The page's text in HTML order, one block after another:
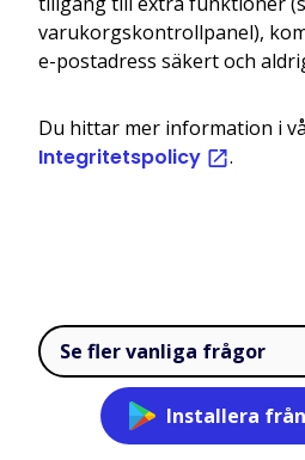
varukorgskontrollpanel),
e-postadress säkert och
Du hittar mer information i
Integritetspolicy .
Se fler vanliga frågor
Installera